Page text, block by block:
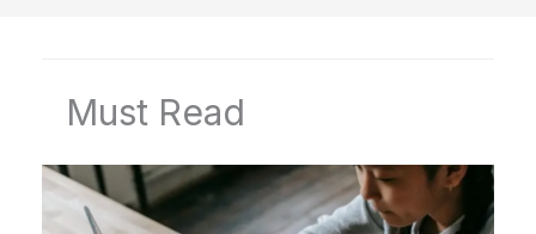
Must Read